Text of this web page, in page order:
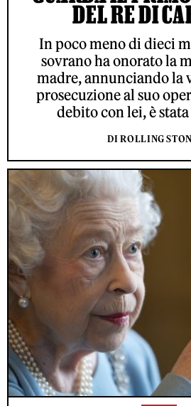
DEL RE DI
In poco meno di dieci
sovrano ha onorato la
madre, annunciando la
prosecuzione al suo
debito con lei, è
DI ROLLING